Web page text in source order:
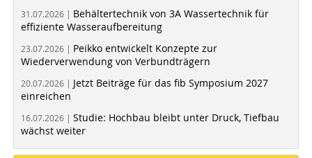
31.07.2026 | Behältertechnik von 3A Wassertechnik für
effiziente Wasseraufbereitung
23.07.2026 | Peikko entwickelt Konzepte zur
Wiederverwendung von Verbundträgern
20.07.2026 | Jetzt Beiträge für das fib Symposium 2027
einreichen
16.07.2026 | Studie: Hochbau bleibt unter Druck, Tiefbau
wächst weiter